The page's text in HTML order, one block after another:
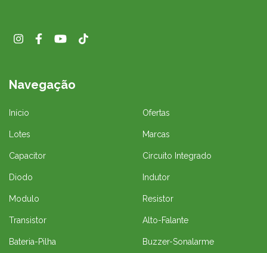
Navegação
Início Ofertas
Lotes Marcas
Capacitor Circuito Integrado
Diodo Indutor
Modulo Resistor
Transistor Alto-Falante
Bateria-Pilha Buzzer-Sonalarme